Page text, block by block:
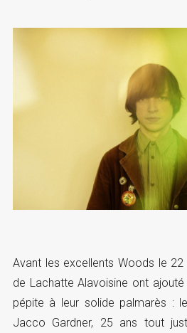
Avant les excellents Woods le
de Lachatte Alavoisine ont
pépite à leur solide palmarès :
Jacco Gardner, 25 ans tout